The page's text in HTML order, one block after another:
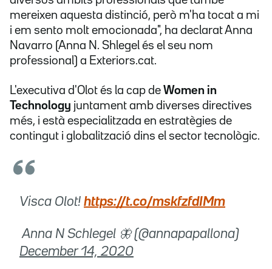
mereixen aquesta distinció, però m'ha tocat a mi
i em sento molt emocionada", ha declarat Anna
Navarro (Anna N. Shlegel és el seu nom
professional) a Exteriors.cat.
L'executiva d'Olot és la cap de Women in
Technology juntament amb diverses directives
més, i està especialitzada en estratègies de
contingut i globalització dins el sector tecnològic.
Visca Olot! https://t.co/mskfzfdIMm
 Anna N Schlegel 🦋 (@annapapallona)
December 14, 2020